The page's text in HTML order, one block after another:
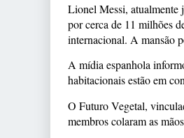
Lionel Messi, atualmente
por cerca de 11 milhões
internacional. A mansão
A mídia espanhola
habitacionais estão em
O Futuro Vegetal,
membros colaram as